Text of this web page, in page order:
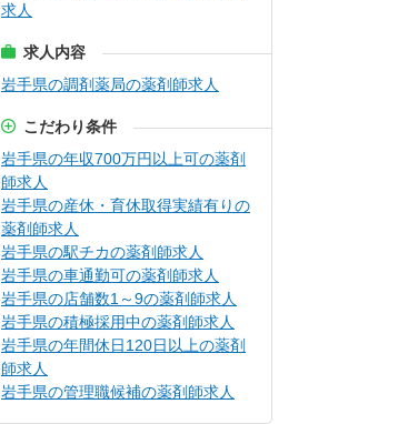
求人
求人内容
岩手県の調剤薬局の薬剤師求人
こだわり条件
岩手県の年収700万円以上可の薬剤
師求人
岩手県の産休・育休取得実績有りの
薬剤師求人
岩手県の駅チカの薬剤師求人
岩手県の車通勤可の薬剤師求人
岩手県の店舗数1～9の薬剤師求人
岩手県の積極採用中の薬剤師求人
岩手県の年間休日120日以上の薬剤
師求人
岩手県の管理職候補の薬剤師求人